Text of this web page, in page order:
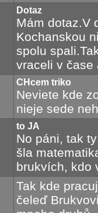
Dotaz
Mám dotaz.V
Kochanskou
spolu
vraceli v čase
CHcem triko
Neviete kde
nieje sede
to JA
No páni, tak
šla
brukvích, kdo
Tak kde
čeleď